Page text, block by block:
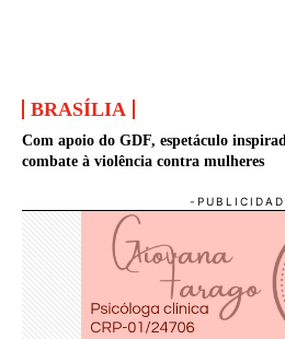
BRASÍLIA
Com apoio do GDF, espetáculo
combate à violência contra mulheres